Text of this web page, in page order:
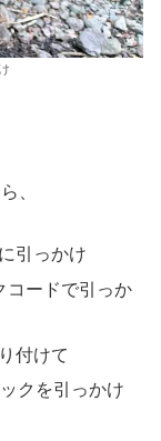
、
引っかけ
コードで引っか
付けて
クを引っかけ